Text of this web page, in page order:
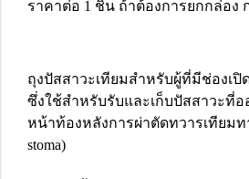
ราคาต่อ 1 ชิ้น ถ้าต้องการยกกล่อง
ถุงปัสสาวะเทียมสำหรับผู้ที่มีช่องเปิ
ซึ่งใช้สำหรับรับและเก็บปัสสาวะที่อ
หน้าท้องหลังการผ่าตัดทวารเทียมท
stoma)